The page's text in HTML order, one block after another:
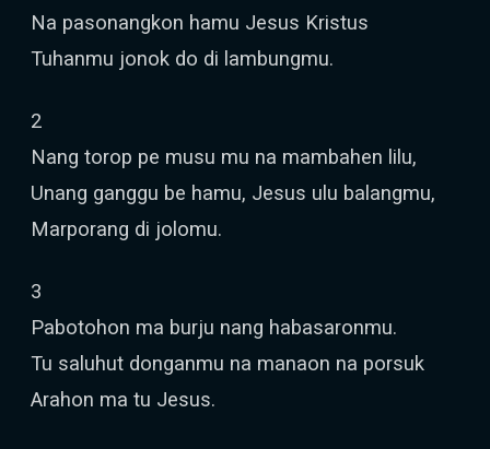
Na pasonangkon hamu Jesus Kristus
Tuhanmu jonok do di lambungmu.
2
Nang torop pe musu mu na mambahen lilu,
Unang ganggu be hamu, Jesus ulu balangmu,
Marporang di jolomu.
3
Pabotohon ma burju nang habasaronmu.
Tu saluhut donganmu na manaon na porsuk
Arahon ma tu Jesus.